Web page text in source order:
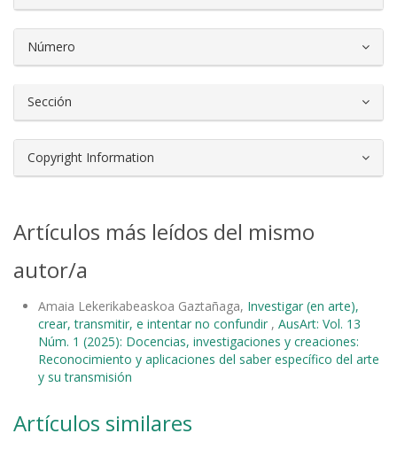
Número
Sección
Copyright Information
Artículos más leídos del mismo
autor/a
Amaia Lekerikabeaskoa Gaztañaga, Investigar (en arte),
crear, transmitir, e intentar no confundir , AusArt: Vol. 13
Núm. 1 (2025): Docencias, investigaciones y creaciones:
Reconocimiento y aplicaciones del saber específico del arte
y su transmisión
Artículos similares